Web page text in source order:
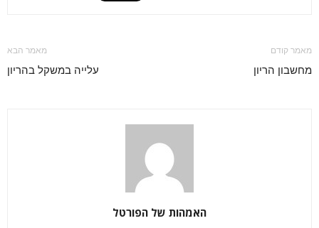
מאמר קודם
מחשבון הריון
מאמר הבא
עלייה במשקל בהריון
האמהות של הפורטל